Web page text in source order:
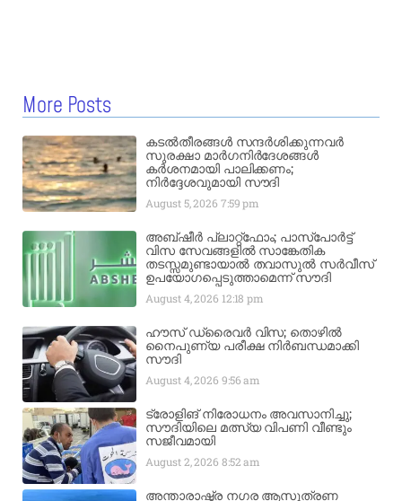
More Posts
കടൽതീരങ്ങൾ സന്ദർശിക്കുന്നവർ
സുരക്ഷാ മാർഗനിർദേശങ്ങൾ
കർശനമായി പാലിക്കണം;
നിർദ്ദേശവുമായി സൗദി
August 5, 2026 7:59 pm
അബ്ഷീർ പ്ലാറ്റ്‌ഫോം; പാസ്‌പോർട്ട്
വിസ സേവങ്ങളിൽ സാങ്കേതിക
തടസ്സമുണ്ടായാൽ തവാസുൽ സർവീസ്
ഉപയോഗപ്പെടുത്താമെന്ന് സൗദി
August 4, 2026 12:18 pm
ഹൗസ് ഡ്രൈവർ വിസ; തൊഴിൽ
നൈപുണ്യ പരീക്ഷ നിർബന്ധമാക്കി
സൗദി
August 4, 2026 9:56 am
ട്രോളിങ് നിരോധനം അവസാനിച്ചു;
സൗദിയിലെ മത്സ്യ വിപണി വീണ്ടും
സജീവമായി
August 2, 2026 8:52 am
അന്താരാഷ്ട്ര നഗര ആസൂത്രണ